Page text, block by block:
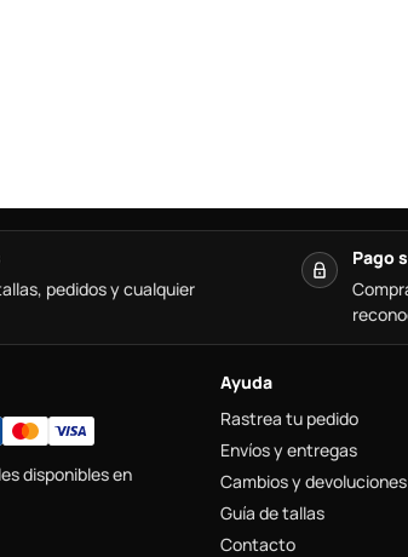
pedidos y cualquier
Pago
disponibles en
Ayuda
Rastrea tu pedido
Envíos y entregas
Cambios y devoluciones
Guía de tallas
Contacto